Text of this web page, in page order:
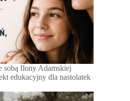
sobą Ilony Adamskiej
edukacyjny dla nastolatek